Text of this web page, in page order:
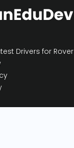
Drivers for Rover